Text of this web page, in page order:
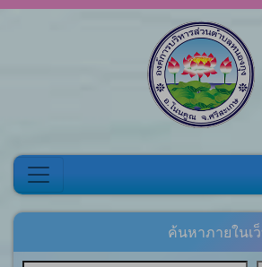
ค้นหาภายในเ